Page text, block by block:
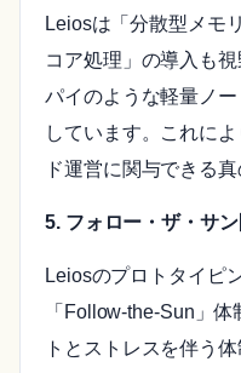
Leiosは「分散型メモ
コア処理」の導入も
パイのような軽量ノ
しています。これに
ド運営に関与できる
5. フォロー・ザ・サ
Leiosのプロトタイピ
「Follow-the-Sun」
トとストレスを伴う